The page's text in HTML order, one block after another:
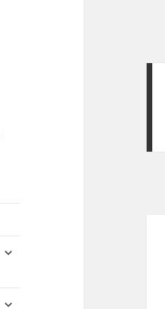
expande
inferior
expande